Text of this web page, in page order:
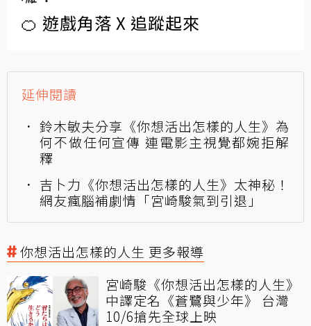
🍊 遊戲角落 X 追蹤起來
延伸閱讀
鈴木敏夫分享《你想活出怎樣的人生》為
何不做任何宣傳 連電影主視覺都婉拒解
釋
吉卜力《你想活出怎樣的人生》太神秘！
網友瘋腦補劇情「宮崎駿氣到引退」
你想活出怎樣的人生 更多報導
宮崎駿《你想活出怎樣的人生》
中譯定名《蒼鷺與少年》 台灣
10/6搶先全球上映